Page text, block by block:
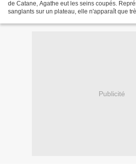
de Catane, Agathe eut les seins coupés.
sanglants sur un plateau, elle n'apparaît que
Publicité